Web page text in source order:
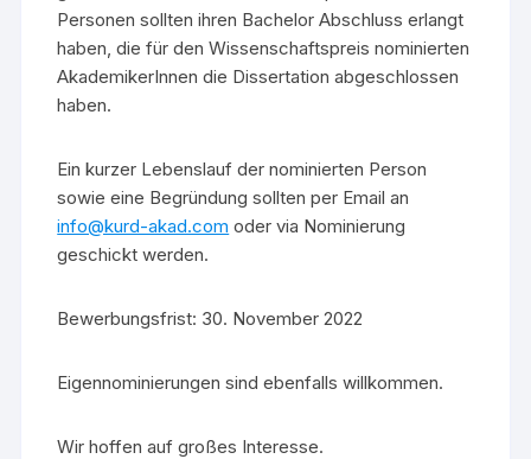
Personen sollten ihren Bachelor Abschluss erlangt
haben, die für den Wissenschaftspreis nominierten
AkademikerInnen die Dissertation abgeschlossen
haben.
Ein kurzer Lebenslauf der nominierten Person
sowie eine Begründung sollten per Email an
info@kurd-akad.com oder via Nominierung
geschickt werden.
Bewerbungsfrist: 30. November 2022
Eigennominierungen sind ebenfalls willkommen.
Wir hoffen auf großes Interesse.